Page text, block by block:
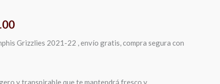
$1,149.00.
Grizzlies 2021-22 , envío gratis, compra segura con
y transpirable que te mantendrá fresco y